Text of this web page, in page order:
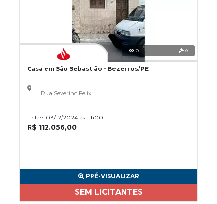
0 0
Casa em São Sebastião - Bezerros/PE
Rua Severino Felix
Leilão: 03/12/2024 às 11h00
R$ 112.056,00
PRÉ-VISUALIZAR
SEM LICITANTES